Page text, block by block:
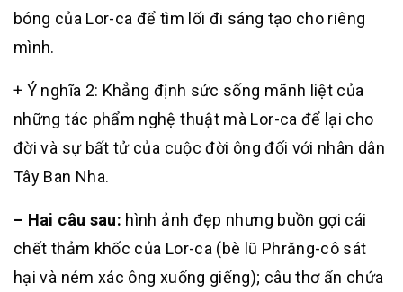
bóng của Lor-ca để tìm lối đi sáng tạo cho riêng
mình.
+ Ý nghĩa 2: Khẳng định sức sống mãnh liệt của
những tác phẩm nghệ thuật mà Lor-ca để lại cho
đời và sự bất tử của cuộc đời ông đối với nhân dân
Tây Ban Nha.
– Hai câu sau: hình ảnh đẹp nhưng buồn gợi cái
chết thảm khốc của Lor-ca (bè lũ Phrăng-cô sát
hại và ném xác ông xuống giếng); câu thơ ẩn chứa